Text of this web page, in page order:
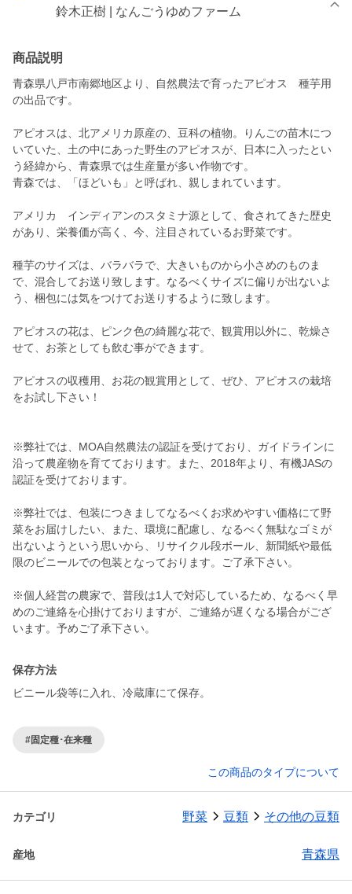
鈴木正樹 | なんごうゆめファーム
商品説明
青森県八戸市南郷地区より、自然農法で育ったアピオス 種芋用
の出品です。
アピオスは、北アメリカ原産の、豆科の植物。りんごの苗木につ
いていた、土の中にあった野生のアピオスが、日本に入ったとい
う経緯から、青森県では生産量が多い作物です。
青森では、「ほどいも」と呼ばれ、親しまれています。
アメリカ インディアンのスタミナ源として、食されてきた歴史
があり、栄養価が高く、今、注目されているお野菜です。
種芋のサイズは、バラバラで、大きいものから小さめのものま
で、混合してお送り致します。なるべくサイズに偏りが出ないよ
う、梱包には気をつけてお送りするように致します。
アピオスの花は、ピンク色の綺麗な花で、観賞用以外に、乾燥さ
せて、お茶としても飲む事ができます。
アピオスの収穫用、お花の観賞用として、ぜひ、アピオスの栽培
をお試し下さい！
※弊社では、MOA自然農法の認証を受けており、ガイドラインに
沿って農産物を育てております。また、2018年より、有機JASの
認証を受けております。
※弊社では、包装につきましてなるべくお求めやすい価格にて野
菜をお届けしたい、また、環境に配慮し、なるべく無駄なゴミが
出ないようという思いから、リサイクル段ボール、新聞紙や最低
限のビニールでの包装となっております。ご了承下さい。
※個人経営の農家で、普段は1人で対応しているため、なるべく早
めのご連絡を心掛けておりますが、ご連絡が遅くなる場合がござ
います。予めご了承下さい。
保存方法
ビニール袋等に入れ、冷蔵庫にて保存。
#固定種･在来種
この商品のタイプについて
カテゴリ 野菜 豆類 その他の豆類
産地 青森県